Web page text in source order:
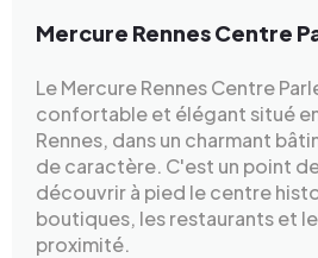
Mercure Rennes Centre
Le Mercure Rennes Centre
confortable et élégant situé
Rennes, dans un charmant
de caractère. C'est un point
découvrir à pied le centre
boutiques, les restaurants et
proximité.